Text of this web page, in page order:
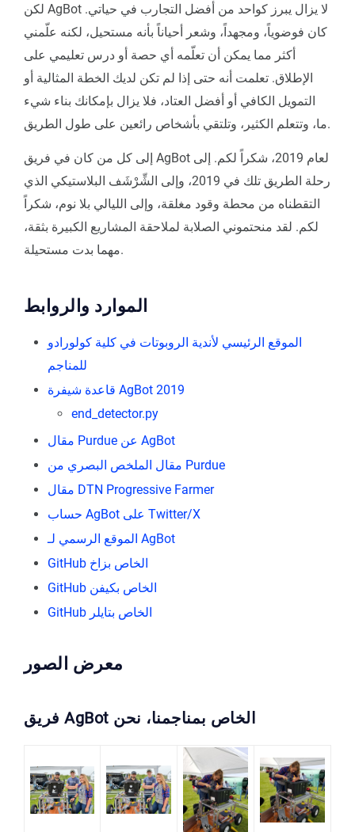
لكن AgBot لا يزال يبرز كواحد من أفضل التجارب في حياتي.
كان فوضوياً، ومجهداً، وشعر أحياناً بأنه مستحيل، لكنه علّمني
أكثر مما يمكن أن تعلّمه أي حصة أو درس تعليمي على
الإطلاق. تعلمت أنه حتى إذا لم تكن لديك الخطة المثالية أو
التمويل الكافي أو أفضل العتاد، فلا يزال بإمكانك بناء شيء
ما، وتتعلم الكثير، وتلتقي بأشخاص رائعين على طول الطريق.
إلى كل من كان في فريق AgBot لعام 2019، شكراً لكم. إلى
رحلة الطريق تلك في 2019، وإلى الشِّرْشَف البلاستيكي الذي
التقطناه من محطة وقود مغلقة، وإلى الليالي بلا نوم، شكراً
لكم. لقد منحتموني الصلابة لملاحقة المشاريع الكبيرة بثقة،
مهما بدت مستحيلة.
الموارد والروابط
الموقع الرئيسي لأندية الروبوتات في كلية كولورادو
للمناجم
قاعدة شيفرة AgBot 2019
end_detector.py
مقال Purdue عن AgBot
مقال الملخص البصري من Purdue
مقال DTN Progressive Farmer
حساب AgBot على Twitter/X
الموقع الرسمي لـ AgBot
GitHub الخاص بزاخ
GitHub الخاص بكيفن
GitHub الخاص بتايلر
معرض الصور
فريق AgBot الخاص بمناجمنا، نحن